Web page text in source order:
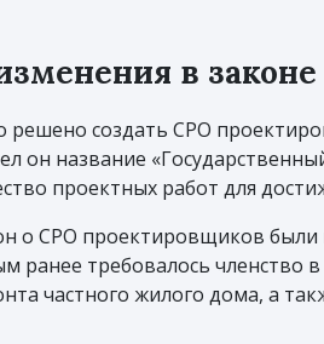
в
решено создать СРО
он название
проектных работ для
о СРО проектировщиков
ранее требовалось
частного жилого дома, а